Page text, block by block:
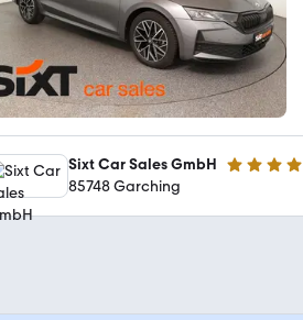
Sixt Car Sales GmbH 4.1 Sterne
85748 Garching